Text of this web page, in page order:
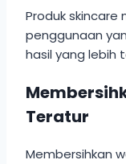
Produk
penggunaan
hasil yang lebih
Teratur
Membersihkan